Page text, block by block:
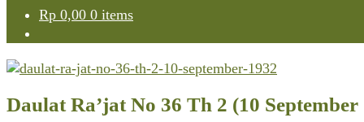
Rp 0,00 0 items
Daulat Ra’jat No 36 Th 2 (10 September